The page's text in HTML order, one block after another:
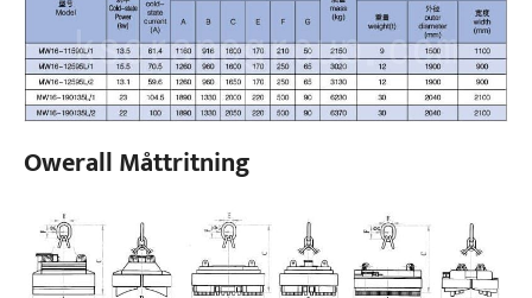
Owerall Måttritning